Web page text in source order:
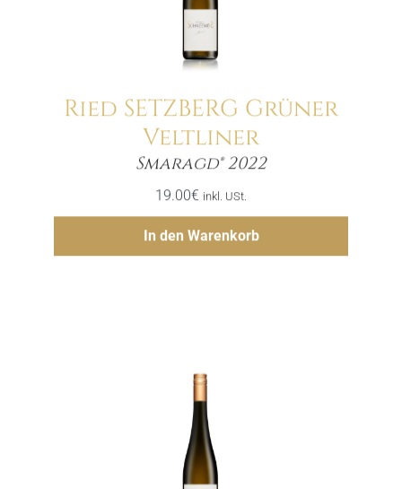
Ried SETZBERG Grüner
Veltliner
Smaragd® 2022
19.00€ inkl. USt.
In den Warenkorb
Menge
Hinzufügen